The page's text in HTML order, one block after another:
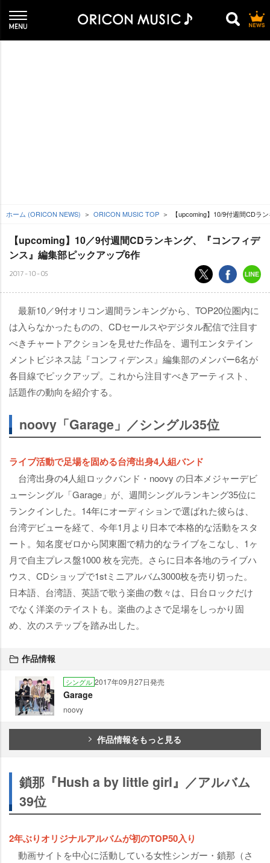
ホーム (ORICON NEWS) ORICON MUSIC TOP 【upcoming】10/9付週間CDラ
【upcoming】10／9付週間CDランキング、『コンフィデ
ンス』編集部ピックアップ6作
2017-10-05
最新10／9付オリコン週間ランキングから、TOP20位圏内に
は入らなかったものの、CDセールスやデジタル配信で注目す
べきチャートアクションを見せた作品を、週刊エンタテイン
メントビジネス誌『コンフィデンス』編集部のメンバー6名が
各目線でピックアップ。これから注目すべきアーティスト、
話題作の動向を紹介する。
noovy「Garage」／シングル35位
ライブ活動で足場を固める台湾出身4人組バンド
台湾出身の4人組ロックバンド・noovy の日本メジャーデビ
ューシングル「Garage」が、週間シングルランキング35位に
ランクインした。14年にオーディションで選ばれた彼らは、
台湾デビューを経て、今年1月より日本で本格的な活動をスタ
ート。知名度ゼロから関東圏で精力的なライブをこなし、1ヶ
月で自主プレス盤1000 枚を完売。さらに日本各地のライブハ
ウス、CDショップで1stミニアルバム3000枚を売り切った。
日本語、台湾語、英語で歌う楽曲の数々は、日台ロックだけ
でなく洋楽のテイストも。楽曲のよさで足場をしっかり固
め、次のステップを踏み出した。
作品情報
シングル 2017年09月27日発売
Garage
noovy
作品情報をもっと見る
鎖那『Hush a by little girl』／アルバム
39位
2年ぶりオリジナルアルバムが初のTOP50入り
動画サイトを中心に活動している女性シンガー・鎖那（さ